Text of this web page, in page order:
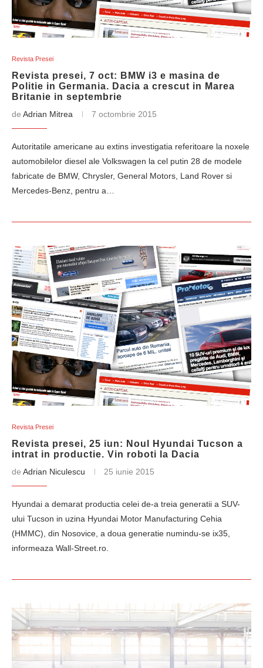
Revista Presei
Revista presei, 7 oct: BMW i3 e masina de
Politie in Germania. Dacia a crescut in Marea
Britanie in septembrie
de Adrian Mitrea 7 octombrie 2015
Autoritatile americane au extins investigatia referitoare la noxele
automobilelor diesel ale Volkswagen la cel putin 28 de modele
fabricate de BMW, Chrysler, General Motors, Land Rover si
Mercedes-Benz, pentru a…
Revista Presei
Revista presei, 25 iun: Noul Hyundai Tucson a
intrat in productie. Vin roboti la Dacia
de Adrian Niculescu 25 iunie 2015
Hyundai a demarat productia celei de-a treia generatii a SUV-
ului Tucson in uzina Hyundai Motor Manufacturing Cehia
(HMMC), din Nosovice, a doua generatie numindu-se ix35,
informeaza Wall-Street.ro.